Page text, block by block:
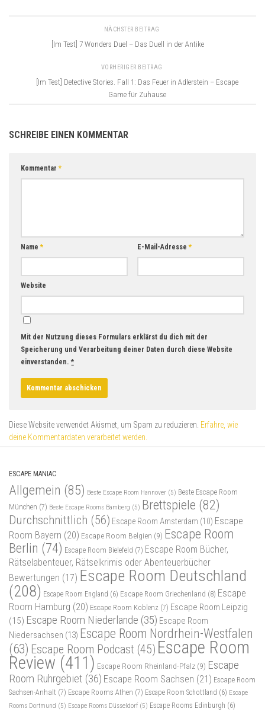
NÄCHSTER BEITRAG
[Im Test] 7 Wonders Duel – Das Duell in der Antike
VORHERIGER BEITRAG
[Im Test] Detective Stories. Fall 1: Das Feuer in Adlerstein – Escape
Game für Zuhause
SCHREIBE EINEN KOMMENTAR
Kommentar*
Name* E-Mail-Adresse*
Website
Mit der Nutzung dieses Formulars erklärst du dich mit der
Speicherung und Verarbeitung deiner Daten durch diese Website
einverstanden. *
Diese Website verwendet Akismet, um Spam zu reduzieren. Erfahre, wie
deine Kommentardaten verarbeitet werden.
ESCAPE MANIAC
Allgemein (85) Beste Escape Room Hannover (5) Beste Escape Room
München (7) Beste Escape Rooms Bamberg (5) Brettspiele (82)
Durchschnittlich (56) Escape Room Amsterdam (10) Escape
Room Bayern (20) Escape Room Belgien (9) Escape Room
Berlin (74) Escape Room Bielefeld (7) Escape Room Bücher,
Rätselabenteuer, Rätselkrimis oder Abenteuerbücher
Bewertungen (17) Escape Room Deutschland
(208) Escape Room England (6) Escape Room Griechenland (8) Escape
Room Hamburg (20) Escape Room Koblenz (7) Escape Room Leipzig
(15) Escape Room Niederlande (35) Escape Room
Niedersachsen (13) Escape Room Nordrhein-Westfalen
(63) Escape Room Podcast (45) Escape Room
Review (411) Escape Room Rheinland-Pfalz (9) Escape
Room Ruhrgebiet (36) Escape Room Sachsen (21) Escape Room
Sachsen-Anhalt (7) Escape Rooms Athen (7) Escape Room Schottland (6) Escape
Rooms Dortmund (5) Escape Rooms Düsseldorf (5) Escape Rooms Edinburgh (6)